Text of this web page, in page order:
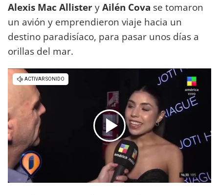
Alexis Mac AllisteryAilén Cova se tomaron
un avión y emprendieron viaje hacia un
destino paradisíaco, para pasar unos días a
orillas del mar.